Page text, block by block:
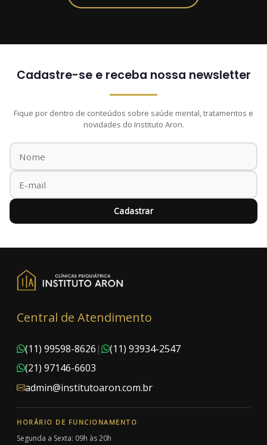
Cadastre-se e receba nossa newsletter
Fique por dentro de conteúdos sobre saúde mental, tratamentos e
novidades do Instituto Aron.
Cadastrar
Central de Atendimento
(11) 99598-8626 |
(11) 93934-2547
(21) 97146-6603
admin@institutoaron.com.br
HORÁRIO DE FUNCIONAMENTO
Segunda a Sexta: 09h às 20h